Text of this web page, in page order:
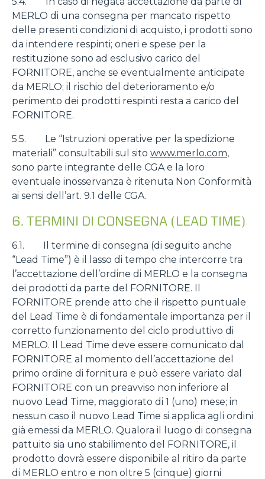
MERLO di una consegna per mancato rispetto
delle presenti condizioni di acquisto, i prodotti sono
da intendere respinti; oneri e spese per la
restituzione sono ad esclusivo carico del
FORNITORE, anche se eventualmente anticipate
da MERLO; il rischio del deterioramento e/o
perimento dei prodotti respinti resta a carico del
FORNITORE.
5.5. Le “Istruzioni operative per la spedizione
materiali” consultabili sul sito www.merlo.com,
sono parte integrante delle CGA e la loro
eventuale inosservanza è ritenuta Non Conformità
ai sensi dell’art. 9.1 delle CGA.
6. TERMINI DI CONSEGNA (LEAD TIME)
6.1. Il termine di consegna (di seguito anche
“Lead Time”) è il lasso di tempo che intercorre tra
l’accettazione dell’ordine di MERLO e la consegna
dei prodotti da parte del FORNITORE. Il
FORNITORE prende atto che il rispetto puntuale
del Lead Time è di fondamentale importanza per il
corretto funzionamento del ciclo produttivo di
MERLO. Il Lead Time deve essere comunicato dal
FORNITORE al momento dell’accettazione del
primo ordine di fornitura e può essere variato dal
FORNITORE con un preavviso non inferiore al
nuovo Lead Time, maggiorato di 1 (uno) mese; in
nessun caso il nuovo Lead Time si applica agli ordini
già emessi da MERLO. Qualora il luogo di consegna
pattuito sia uno stabilimento del FORNITORE, il
prodotto dovrà essere disponibile al ritiro da parte
di MERLO entro e non oltre 5 (cinque) giorni